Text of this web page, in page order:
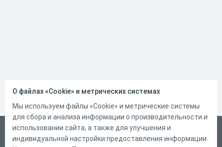
Русский
О файлах «Cookie» и метрических системах
Мы используем файлы «Cookie» и метрические системы
для сбора и анализа информации о производительности и
использовании сайта, а также для улучшения и
индивидуальной настройки предоставления информации.